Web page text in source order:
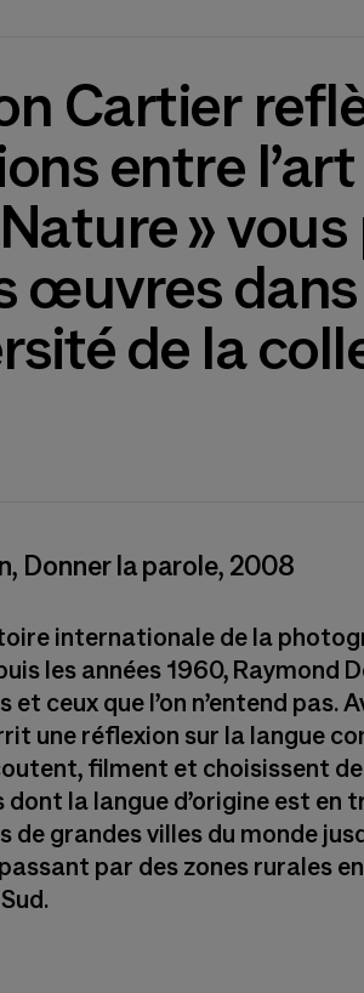
Cartier
entre
»
œuvres
de la
Donner la parole, 2008
internationale de la
les années 1960, Raymond
ceux que l’on n’entend pas.
une réflexion sur la langue
filment et choisissent
dont la langue d’origine est en
de grandes villes du monde
par des zones rurales